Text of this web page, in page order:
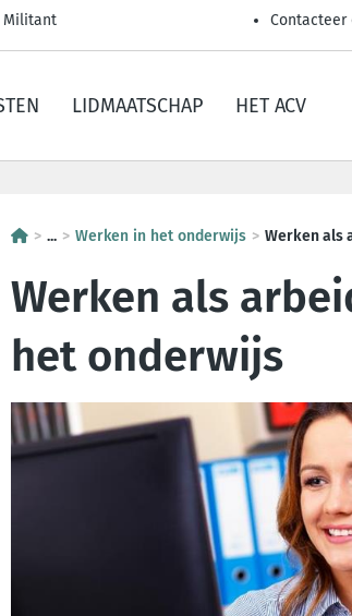
Militant Contacteer
LIDMAATSCHAP HET ACV
... Werken in het onderwijs Werken als
Werken als
het onderwijs